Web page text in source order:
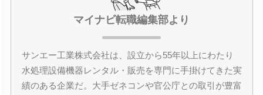
マイナビ転職編集部より
サンエー工業株式会社は、設立から55年以上にわたり
水処理設備機器レンタル・販売を専門に手掛けてきた実
績のある企業だ。大手ゼネコンや官公庁との取引が豊富